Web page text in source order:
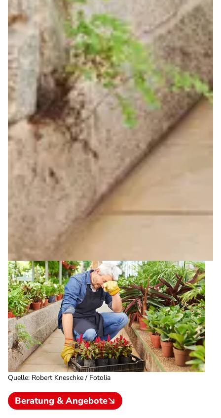
Quelle: Robert Kneschke / Fotolia
Beratung & Angebote